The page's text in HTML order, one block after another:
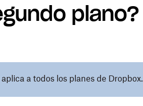
plano?
a todos los planes de Dropbox.